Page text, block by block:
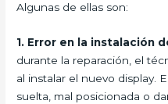
Algunas de ellas son:
1. Error en la instalación
durante la reparación, el
al instalar el nuevo display.
suelta, mal posicionada o